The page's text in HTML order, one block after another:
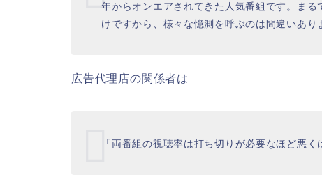
年からオンエアされてきた人気番組です。ま
けですから、様々な憶測を呼ぶのは間違いあり
広告代理店の関係者は
「両番組の視聴率は打ち切りが必要なほど悪く